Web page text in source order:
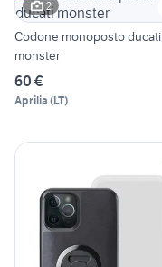
2
Codone monoposto ducati
monster
60 €
Aprilia (LT)